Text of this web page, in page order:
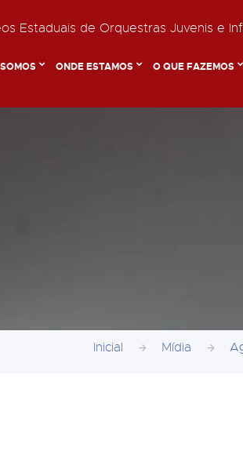
Estaduais de Orquestras Juvenis e
ONDE ESTAMOS O QUE FAZEMOS
Inicial Mídia